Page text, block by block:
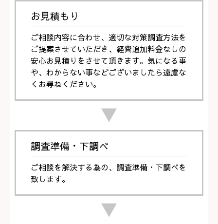
お見積もり
ご相談内容に合わせ、適切な対策調査方法を
ご提案させていただき、経費追加料金なしの
安心お見積りをさせて頂きます。気になる事
や、わからない事などございましたら遠慮な
くお尋ねください。
▼
調査準備・下調べ
ご相談を解決する為の、調査準備・下調べを
致します。
▼